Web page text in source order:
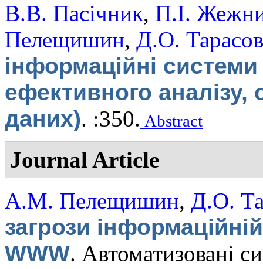
В.В. Пасічник, П.І.
Пелещишин, Д.О. Тарасов
інформаційні системи
ефективного
даних). :350. Abstract
Journal Article
А.М. Пелещишин, Д.О.
загрози
WWW. Автоматизовані